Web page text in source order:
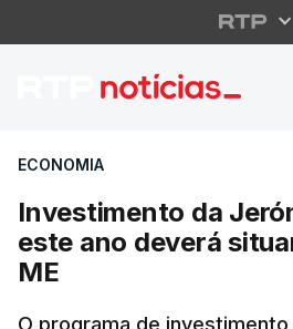
ECONOMIA
Investimento da
este ano deverá
ME
O programa de